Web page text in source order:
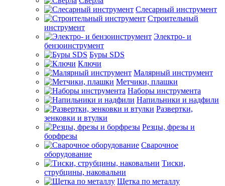
Слесарный инструмент
Строительный
инструмент
Электро- и
бензоинструмент
Буры SDS
Ключи
Малярный инструмент
Метчики, плашки
Наборы инструмента
Напильники и надфили
Развертки,
зенковки и втулки
Резцы, фрезы и
борфрезы
Сварочное
оборудование
Тиски,
струбцины, наковальни
Щетка по металлу